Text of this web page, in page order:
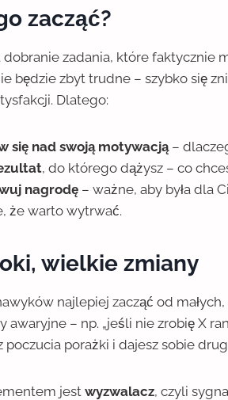
zacząć?
zadania, które faktycznie
będzie zbyt trudne – szybko się
Dlatego:
się nad swoją motywacją–
, do którego dążysz – co
nagrodę – ważne, aby była dla
że warto wytrwać.
wielkie zmiany
najlepiej zacząć od
awaryjne – np. „jeśli nie zrobię X
poczucia porażki i dajesz sobie
jest wyzwalacz, czyli